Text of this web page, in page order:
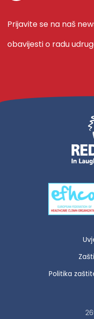
Prijavite se na naš
obavijesti o radu
Politika